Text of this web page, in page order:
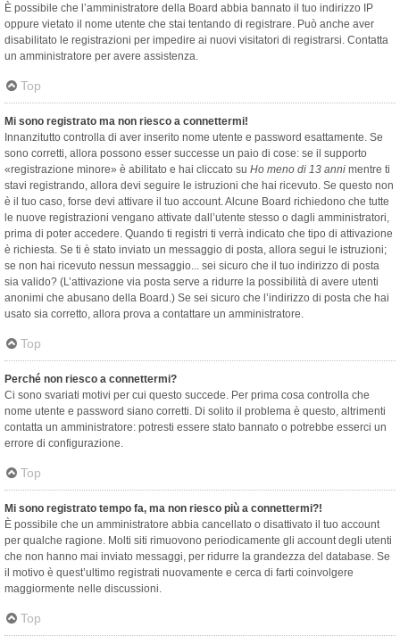
È possibile che l’amministratore della Board abbia bannato il tuo indirizzo IP
oppure vietato il nome utente che stai tentando di registrare. Può anche aver
disabilitato le registrazioni per impedire ai nuovi visitatori di registrarsi. Contatta
un amministratore per avere assistenza.
Top
Mi sono registrato ma non riesco a connettermi!
Innanzitutto controlla di aver inserito nome utente e password esattamente. Se
sono corretti, allora possono esser successe un paio di cose: se il supporto
«registrazione minore» è abilitato e hai cliccato su Ho meno di 13 anni mentre ti
stavi registrando, allora devi seguire le istruzioni che hai ricevuto. Se questo non
è il tuo caso, forse devi attivare il tuo account. Alcune Board richiedono che tutte
le nuove registrazioni vengano attivate dall’utente stesso o dagli amministratori,
prima di poter accedere. Quando ti registri ti verrà indicato che tipo di attivazione
è richiesta. Se ti è stato inviato un messaggio di posta, allora segui le istruzioni;
se non hai ricevuto nessun messaggio... sei sicuro che il tuo indirizzo di posta
sia valido? (L’attivazione via posta serve a ridurre la possibilità di avere utenti
anonimi che abusano della Board.) Se sei sicuro che l’indirizzo di posta che hai
usato sia corretto, allora prova a contattare un amministratore.
Top
Perché non riesco a connettermi?
Ci sono svariati motivi per cui questo succede. Per prima cosa controlla che
nome utente e password siano corretti. Di solito il problema è questo, altrimenti
contatta un amministratore: potresti essere stato bannato o potrebbe esserci un
errore di configurazione.
Top
Mi sono registrato tempo fa, ma non riesco più a connettermi?!
È possibile che un amministratore abbia cancellato o disattivato il tuo account
per qualche ragione. Molti siti rimuovono periodicamente gli account degli utenti
che non hanno mai inviato messaggi, per ridurre la grandezza del database. Se
il motivo è quest’ultimo registrati nuovamente e cerca di farti coinvolgere
maggiormente nelle discussioni.
Top